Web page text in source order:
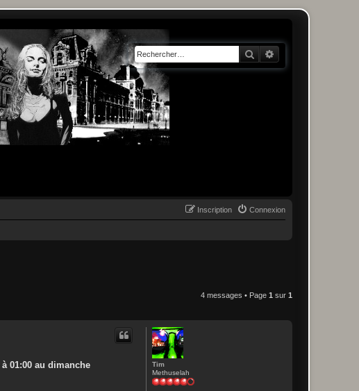
Rechercher
Connexion
Inscription
4 messages • Page 1 sur 1
Tim
Methuselah
01:00 au dimanche